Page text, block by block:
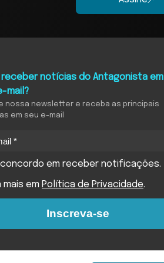
receber notícias do Antagonista em
mail?
nossa newsletter e receba as principais
em seu e-mail
concordo em receber notificações.
mais em Política de Privacidade.
Inscreva-se